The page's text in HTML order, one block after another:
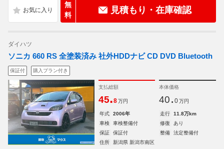
無
料
見積もり・在庫確認
ダイハツ
ソニカ 660 RS 全塗装済み 社外HDDナビ CD DVD Bluetooth
保証付 購入プラン付き
支払総額
45.8 万円
本体価格
40. 0 万円
年式 2006年 走行
11.8万km
車検
車検整備付 修復
あり
保証
保証付 整備
法定整備付
住所
新潟県 新潟市南区